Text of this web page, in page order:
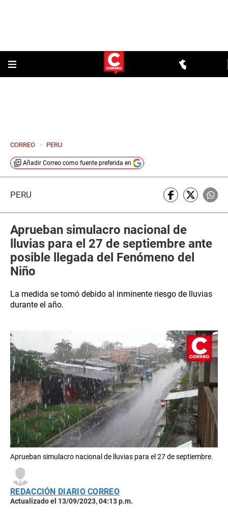
CORREO > PERU
Añadir Correo como fuente preferida en
PERÚ
Aprueban simulacro nacional de
lluvias para el 27 de septiembre ante
posible llegada del Fenómeno del
Niño
La medida se tomó debido al inminente riesgo de lluvias
durante el año.
Aprueban simulacro nacional de lluvias para el 27 de septiembre.
REDACCIÓN DIARIO CORREO
Actualizado el 13/09/2023, 04:13 p.m.